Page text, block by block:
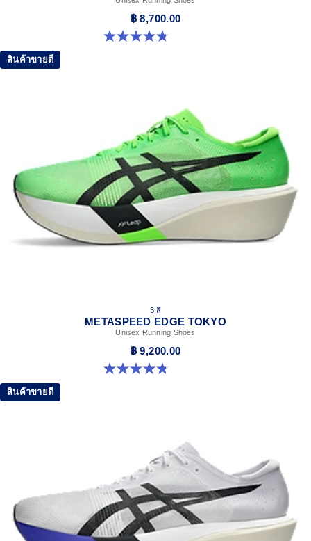
฿ 8,700.00
4.8 จาก 5 ดาว 787 รีวิว
สินค้าขายดี
3 สี
METASPEED EDGE TOKYO
Unisex Running Shoes
฿ 9,200.00
4.8 จาก 5 ดาว 469 รีวิว
สินค้าขายดี